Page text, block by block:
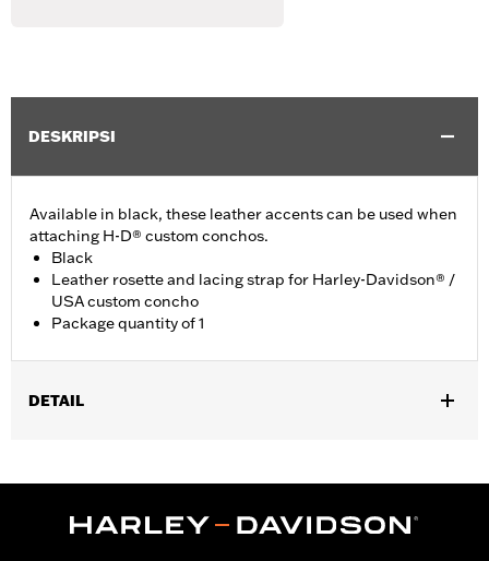
DESKRIPSI
Available in black, these leather accents can be used when
attaching H-D® custom conchos.
Black
Leather rosette and lacing strap for Harley-Davidson® /
USA custom concho
Package quantity of 1
DETAIL
Sold Separately:Conchos